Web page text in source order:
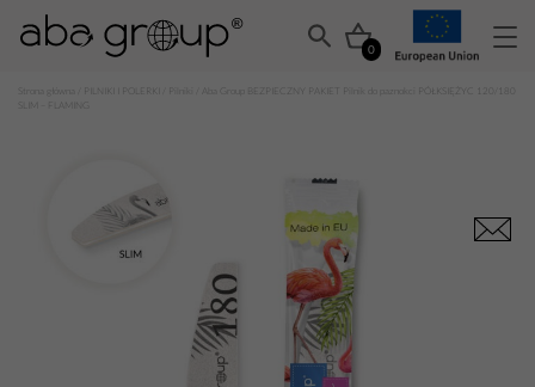
0
PILNIKI I POLERKI Pilniki
/ Aba Group BEZPIECZNY PAKIET Pilnik do paznokci PÓŁKSIĘŻYC 120/180
SLIM – FLAMING